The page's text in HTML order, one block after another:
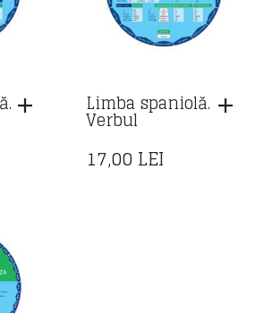
Limba spaniolă.
Verbul
17,00 LEI